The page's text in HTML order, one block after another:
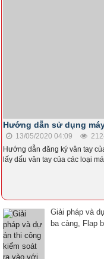
Hướng dẫn sử dụng
13/05/2020 04:09
Hướng dẫn đăng ký vân tay
lấy dấu vân tay của các loại
Giải pháp và
ba càng, Flap